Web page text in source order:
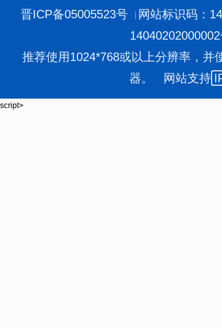
晋ICP备05005523号
网站标识码：
推荐使用1024*768或以上分辨率，并
器。 网站支持
script>